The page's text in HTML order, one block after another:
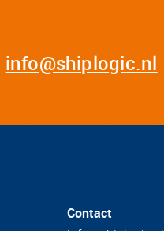
info@shiplogic.nl
Contact